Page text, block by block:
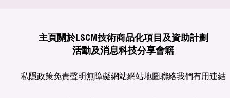
主頁 關於LSCM技術商品化項目及資助計劃
活動及消息科技分享會籍
私隱政策免責聲明無障礙網站網站地圖聯絡我們有用連結